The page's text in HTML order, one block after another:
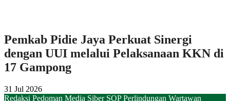
Pemkab Pidie Jaya Perkuat Sinergi
dengan UUI melalui Pelaksanaan KKN di
17 Gampong
31 Jul 2026
Redaksi Pedoman Media Siber SOP Perlindungan Wartawan